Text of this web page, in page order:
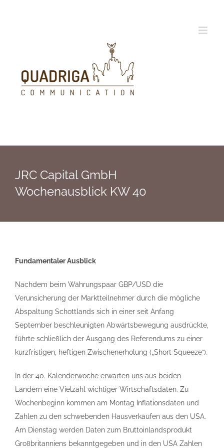
JRC Capital GmbH
Wochenausblick KW 40
Fundamentaler Ausblick
Nachdem beim Währungspaar GBP/USD die
Verunsicherung der Marktteilnehmer durch die mögliche
Abspaltung Schottlands sich in einer seit Anfang
September beschleunigten Abwärtsbewegung ausdrückte,
führte schließlich der Ausgang des Referendums zu einer
kurzfristigen, heftigen Zwischenerholung („Short Squeeze“).
In der 40. Kalenderwoche erwarten uns aus beiden
Ländern eine Vielzahl wichtiger Wirtschaftsdaten. Zu
Wochenbeginn kommen am Montag Inflationsdaten und
Zahlen zu den schwebenden Hausverkäufen aus den USA.
Am Dienstag werden Daten zum Bruttoinlandsprodukt
Großbritanniens bekanntgegeben und in den USA Zahlen